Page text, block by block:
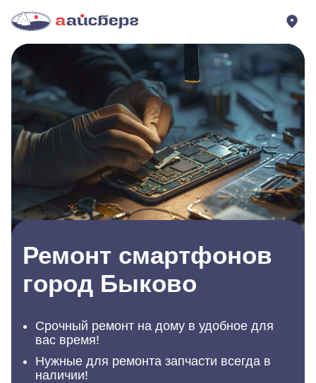
Ремонт смартфонов
город Быково
Срочный ремонт на дому в удобное для
вас время!
Нужные для ремонта запчасти всегда в
наличии!